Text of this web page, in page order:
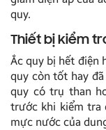
quy.
Thiết bị kiểm
Ắc quy bị hết điện
quy còn tốt hay
quy có trụ than
trước khi kiểm tra
mực nước của